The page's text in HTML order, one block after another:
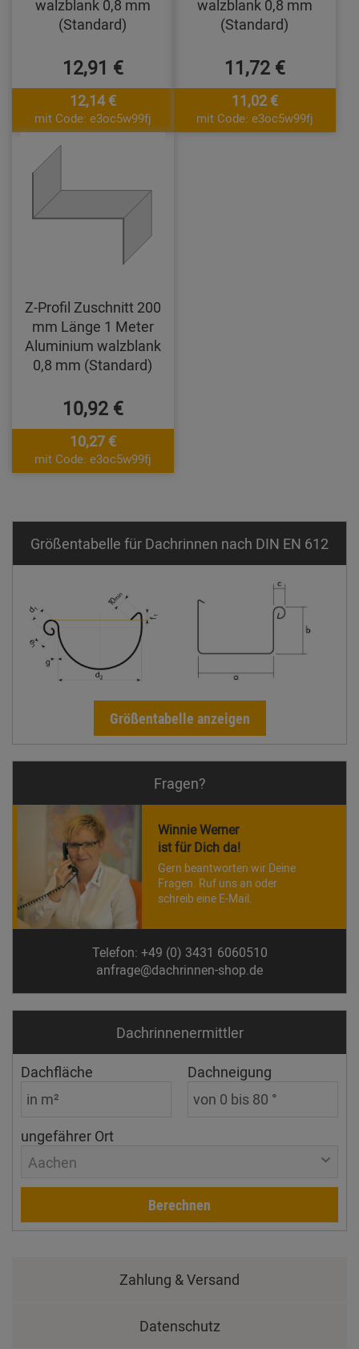
walzblank 0,8 mm
(Standard)
12,91 €
12,14 €
mit Code: e3oc5w99fj
walzblank 0,8 mm
(Standard)
11,72 €
11,02 €
mit Code: e3oc5w99fj
Z-Profil Zuschnitt 200
mm Länge 1 Meter
Aluminium walzblank
0,8 mm (Standard)
10,92 €
10,27 €
mit Code: e3oc5w99fj
Größentabelle für Dachrinnen nach DIN EN 612
Größentabelle anzeigen
Fragen?
Winnie Werner
ist für Dich da!
Gern beantworten wir Deine
Fragen. Ruf uns an oder
schreib eine E-Mail.
Telefon: +49 (0) 3431 6060510
anfrage@dachrinnen-shop.de
Dachrinnen­ermittler
Dachfläche Dachneigung
ungefährer Ort
Aachen
Berechnen
Zahlung & Versand
Datenschutz